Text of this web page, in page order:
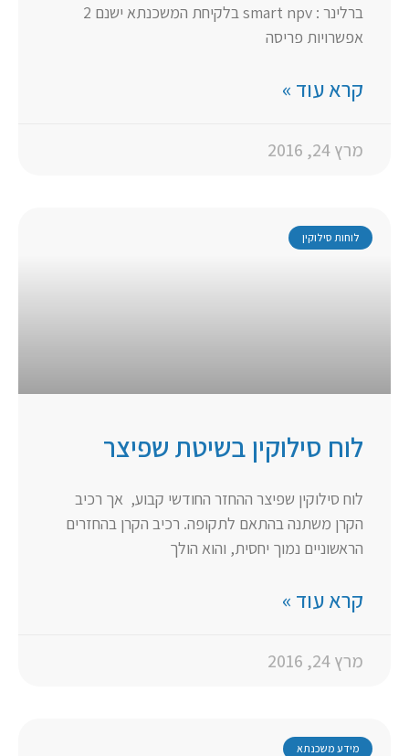
ברלינר : smart npv בלקיחת המשכנתא ישנם 2
אפשרויות פריסה
קרא עוד »
מרץ 24, 2016
לוחות סילוקין
לוח סילוקין בשיטת שפיצר
לוח סילוקין שפיצר ההחזר החודשי קבוע, אך רכיב
הקרן משתנה בהתאם לתקופה. רכיב הקרן בהחזרים
הראשוניים נמוך יחסית, והוא הולך
קרא עוד »
מרץ 24, 2016
מידע משכנתא